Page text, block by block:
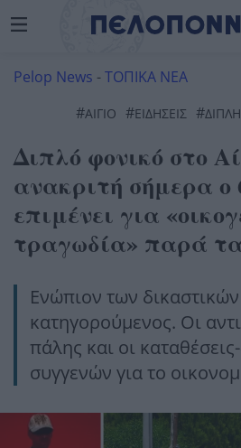
Pelop News -ΤΟΠΙΚΑ ΝΕΑ
#ΑΊΓΙΟ #ΕΙΔΗΣΕΙΣ #
Διπλό φονικό στο
ανακριτή σήμερα ο
επιμένει για
τραγωδία» παρά τα
Ενώπιον των
κατηγορούμενος. Οι
πάλης και οι
συγγενών για το